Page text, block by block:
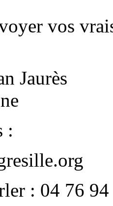
vos
Jaurès
:
: 04 76